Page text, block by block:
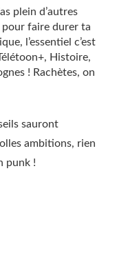
plein d’autres
pour faire durer ta
l’essentiel c’est
Histoire,
! Rachètes, on
sauront
ambitions, rien
punk !